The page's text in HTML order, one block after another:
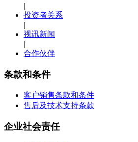
投资者关系
视讯新闻
合作伙伴
条款和条件
客户销售条款和条件
售后及技术支持条款
企业社会责任